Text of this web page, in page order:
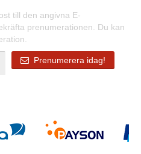
till den angivna E-
prenumerationen. Du kan
Prenumerera idag!